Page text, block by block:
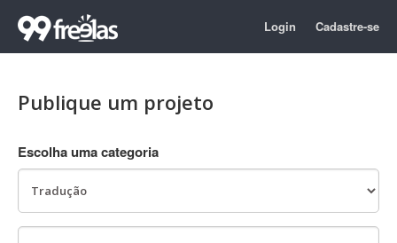
Login Cadastre-se
Publique um projeto
Escolha uma categoria